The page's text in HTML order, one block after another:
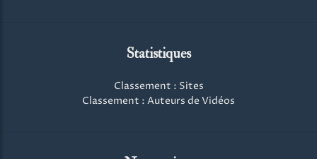
Statistiques
Classement : Sites
Classement : Auteurs de Vidéos